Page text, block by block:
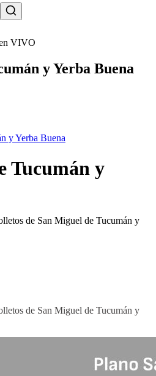
VIVO
y Yerba Buena
y Yerba Buena
Tucumán y
de San Miguel de Tucumán y
de San Miguel de Tucumán y